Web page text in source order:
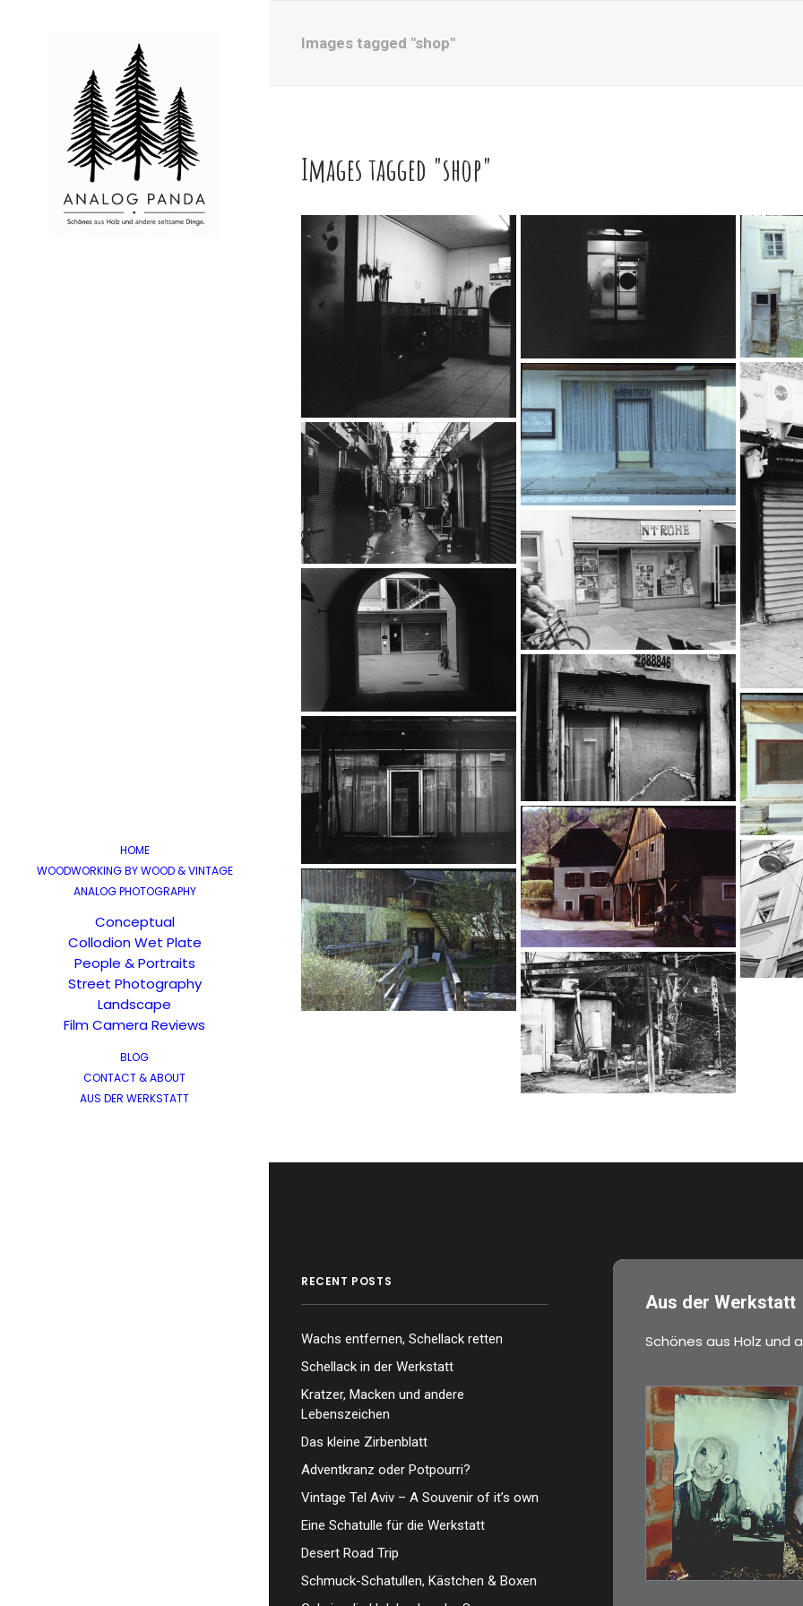
HOME
WOODWORKING BY WOOD & VINTAGE
ANALOG PHOTOGRAPHY
Conceptual
Collodion Wet Plate
People & Portraits
Street Photography
Landscape
Film Camera Reviews
BLOG
CONTACT & ABOUT
AUS DER WERKSTATT
Images tagged "shop"
Images tagged "shop"
…
…
…
…
…
…
…
RECENT POSTS
Wachs entfernen, Schellack retten
Schellack in der Werkstatt
Kratzer, Macken und andere
Lebenszeichen
Das kleine Zirbenblatt
Adventkranz oder Potpourri?
Vintage Tel Aviv – A Souvenir of it’s own
Eine Schatulle für die Werkstatt
Desert Road Trip
Schmuck-Schatullen, Kästchen & Boxen
Aus der Werkstatt
Schönes aus Holz und
€3,00
Limitierte Auflage.
Original: Abzug